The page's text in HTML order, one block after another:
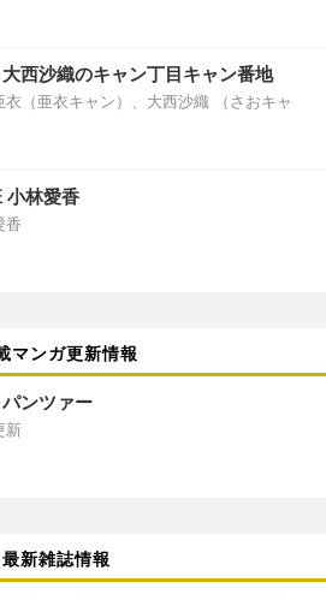
西沙織のキャン丁目キャン番地
衣（亜衣キャン）、大西沙織 （さおキャ
小林愛香
香
マンガ更新情報
ンツァー
新
最新雑誌情報